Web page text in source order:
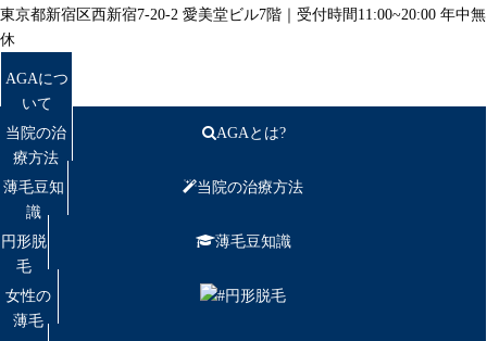
東京都新宿区西新宿7-20-2 愛美堂ビル7階｜ 受付時間11:00~20:00 年中無
休
AGAにつ
いて
当院の治
療方法
薄毛豆知
識
円形脱
毛
女性の
薄毛
AGAとは?
当院の治療方法
薄毛豆知識
円形脱毛